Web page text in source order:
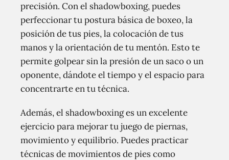
precisión. Con el shadowboxing, puedes
perfeccionar tu postura básica de boxeo, la
posición de tus pies, la colocación de tus
manos y la orientación de tu mentón. Esto te
permite golpear sin la presión de un saco o un
oponente, dándote el tiempo y el espacio para
concentrarte en tu técnica.
Además, el shadowboxing es un excelente
ejercicio para mejorar tu juego de piernas,
movimiento y equilibrio. Puedes practicar
técnicas de movimientos de pies como